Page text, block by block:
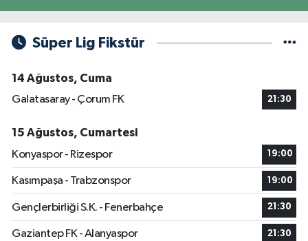
Süper Lig Fikstür
14 Ağustos, Cuma
Galatasaray - Çorum FK
21:30
15 Ağustos, Cumartesi
Konyaspor - Rizespor
19:00
Kasımpaşa - Trabzonspor 19:00
Gençlerbirliği S.K. - Fenerbahçe 21:30
Gaziantep FK - Alanyaspor 21:30